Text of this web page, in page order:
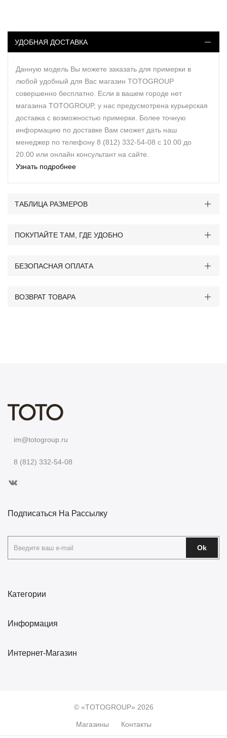
УДОБНАЯ ДОСТАВКА
Данную модель Вы можете заказать для примерки в
любой удобный для Вас магазин TOTOGROUP
совершенно бесплатно. Если в вашем городе нет
магазина TOTOGROUP, у нас предусмотрена курьерская
доставка с возможностью примерки. Более точную
информацию по доставке Вам сможет дать наш
менеджер по телефону 8 (812) 332-54-08 с 10.00 до
20.00 или онлайн консультант на сайте.
Узнать подробнее
ТАБЛИЦА РАЗМЕРОВ
ПОКУПАЙТЕ ТАМ, ГДЕ УДОБНО
БЕЗОПАСНАЯ ОПЛАТА
ВОЗВРАТ ТОВАРА
im@totogroup.ru
8 (812) 332-54-08
Категории
Информация
Интернет-Магазин
Подписаться На Рассылку
Ok
© «TOTOGROUP» 2026
Магазины Контакты